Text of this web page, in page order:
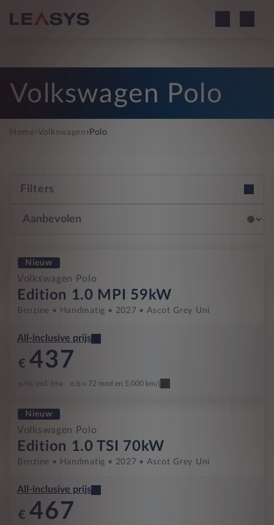
Volkswagen Polo
Home› Volkswagen › Polo
Filters
Nieuw
Volkswagen Polo
Edition 1.0 MPI 59kW
Benzine Handmatig 2027 Ascot Grey Uni
All-inclusive prijs
€ 437
p/m. incl. btw o.b.v 72 mnd en 5,000 km/j
Nieuw
Volkswagen Polo
Edition 1.0 TSI 70kW
Benzine Handmatig 2027 Ascot Grey Uni
All-inclusive prijs
€ 467